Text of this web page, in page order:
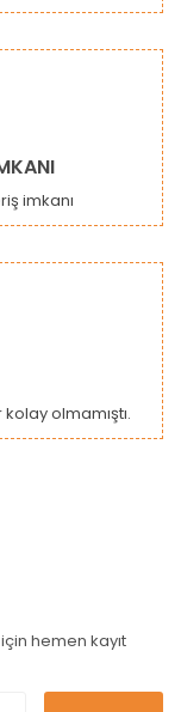
imkanı
olmamıştı.
hemen kayıt